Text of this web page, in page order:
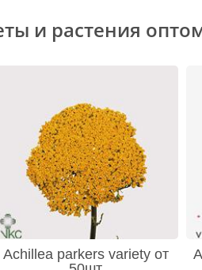
и растения
Achillea parkers variety от